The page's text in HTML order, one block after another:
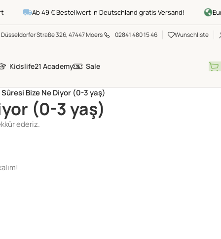
Ab 49 € Bestellwert in Deutschland gratis Versand!
Düsseldorfer Straße 326, 47447 Moers 02841 480 15 46 Wunschliste
Kidslife21 Academy Sale
Sûresi Bize Ne Diyor (0-3 yaş)
(0-3 yaş)
ederiz.